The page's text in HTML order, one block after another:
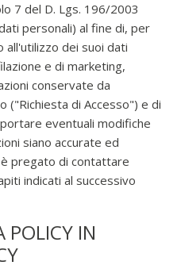
7 del D. Lgs. 196/2003
personali) al fine di, per
all'utilizzo dei suoi dati
e di marketing,
conservate da
("Richiesta di Accesso") e di
eventuali modifiche
siano accurate ed
pregato di contattare
indicati al successivo
POLICY IN